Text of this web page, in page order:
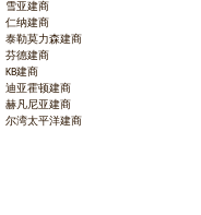
雪亚建商
仁纳建商
泰勒莫力森建商
芬德建商
KB建商
迪亚霍顿建商
赫凡尼亚建商
尔湾太平洋建商